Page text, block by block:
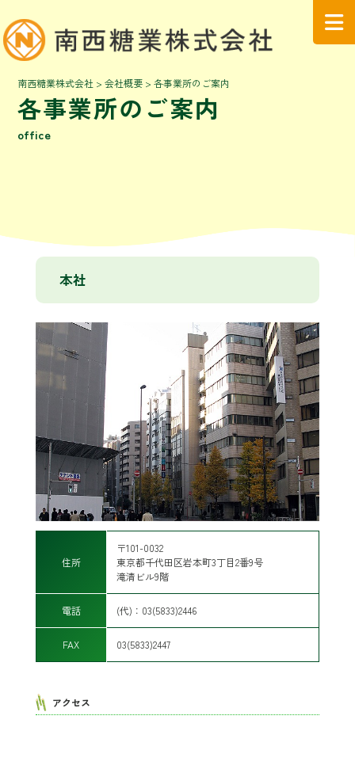
各事業所のご案内
office
南西糖業株式会社 >会社概要 >各事業所のご案内
本社
住所
〒101-0032
東京都千代田区岩本町3丁目2番9号
滝清ビル9階
電話 (代)：03(5833)2446
FAX 03(5833)2447
アクセス